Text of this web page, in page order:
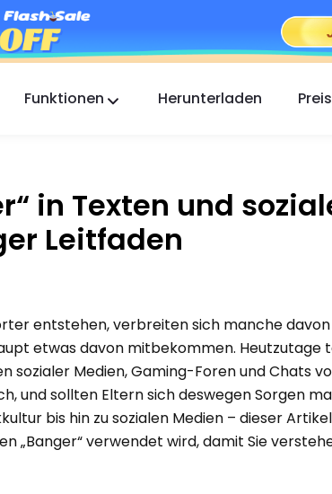
Finder
Ihres Handys, unsere
Funktionen Herunterladen
in Texten und
Leitfaden
entstehen, verbreiten sich manche
etwas davon mitbekommen. Heutzutage
sozialer Medien, Gaming-Foren und Chats
und sollten Eltern sich deswegen Sorgen
bis hin zu sozialen Medien – dieser
„Banger“ verwendet wird, damit Sie